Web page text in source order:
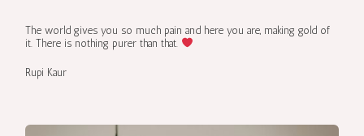
The world gives you so much pain and here you are, making gold of
it. There is nothing purer than that.
Rupi Kaur